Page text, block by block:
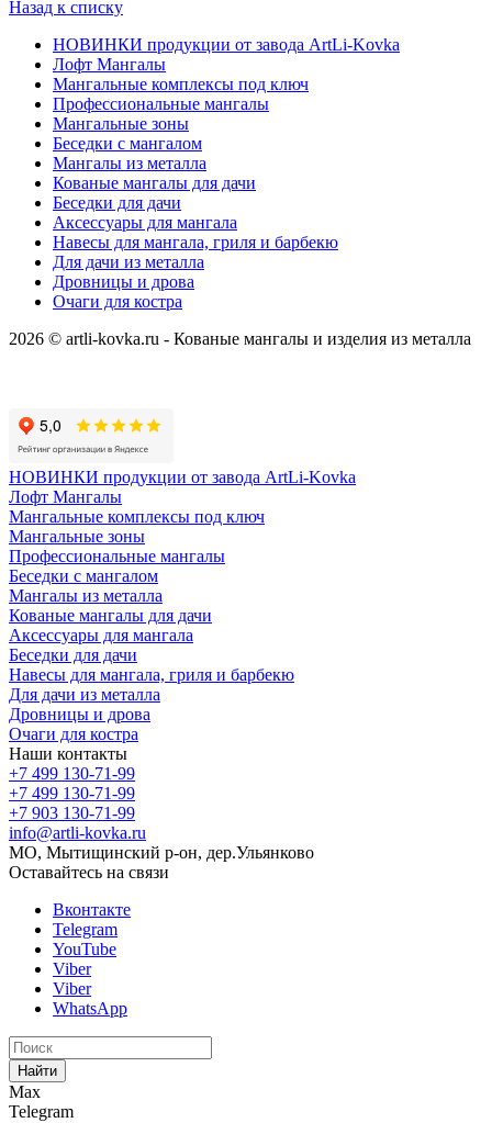
Назад к списку
НОВИНКИ продукции от завода ArtLi-Kovka
Лофт Мангалы
Мангальные комплексы под ключ
Профессиональные мангалы
Мангальные зоны
Беседки с мангалом
Мангалы из металла
Кованые мангалы для дачи
Беседки для дачи
Аксессуары для мангала
Навесы для мангала, гриля и барбекю
Для дачи из металла
Дровницы и дрова
Очаги для костра
2026 © artli-kovka.ru - Кованые мангалы и изделия из металла
НОВИНКИ продукции от завода ArtLi-Kovka
Лофт Мангалы
Мангальные комплексы под ключ
Мангальные зоны
Профессиональные мангалы
Беседки с мангалом
Мангалы из металла
Кованые мангалы для дачи
Аксессуары для мангала
Беседки для дачи
Навесы для мангала, гриля и барбекю
Для дачи из металла
Дровницы и дрова
Очаги для костра
Наши контакты
+7 499 130-71-99
+7 499 130-71-99
+7 903 130-71-99
info@artli-kovka.ru
МО, Мытищинский р-он, дер.Ульянково
Оставайтесь на связи
Вконтакте
Telegram
YouTube
Viber
Viber
WhatsApp
Найти
Max
Telegram